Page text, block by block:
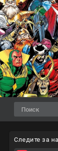
Следите за